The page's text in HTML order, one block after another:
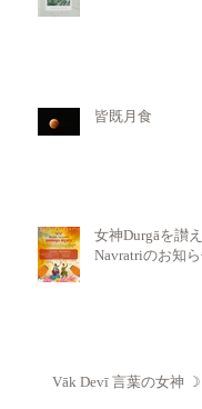
皆既月食
女神Durgāを讃
Navratriのお知
Vāk Devī 言葉の女神 ☽